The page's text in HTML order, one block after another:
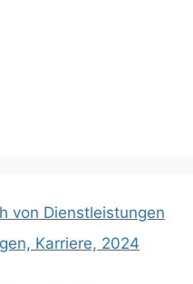
von Dienstleistungen
Karriere, 2024